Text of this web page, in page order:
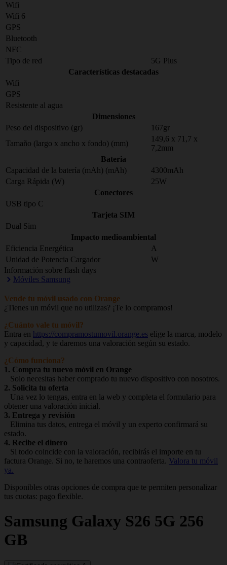
Wifi
Wifi 6
GPS
Bluetooth
NFC
Tipo de red
5G Plus
Características destacadas
Wifi
GPS
Resistente al agua
Dimensiones
Peso del dispositivo (gr)
167gr
Tamaño (largo x ancho x fondo) (mm)
149,6 x 71,7 x
7,2mm
Bateria
Capacidad de la batería (mAh) (mAh)
4300mAh
Carga Rápida (W)
25W
Conectores
USB tipo C
Tarjeta SIM
Dual Sim
Impacto medioambiental
Eficiencia Energética
A
Unidad de Potencia Cargador
W
Información sobre flash days
Móviles Samsung
Vende tu móvil usado con Orange
¿Tienes un móvil que no utilizas? ¡Te lo compramos!
¿Cuánto vale tu móvil?
Entra en https://compramostumovil.orange.es elige la marca, modelo
y capacidad, y te daremos una valoración según su estado.
¿Cómo funciona?
1. Compra tu nuevo móvil en Orange
Solo necesitas haber comprado tu nuevo dispositivo con nosotros.
2. Solicita tu oferta
Una vez lo tengas, entra en la web y completa el formulario para
obtener una valoración inicial.
3. Entrega y revisión
Elimina tus datos, entrega el móvil y un experto confirmará su
estado.
4. Recibe el dinero
Si todo coincide con la valoración, recibirás el importe en tu
factura Orange. Si no, te haremos una contraoferta. Valora tu móvil
ya.
Disponibles otras opciones de compra que te permiten personalizar
tus cuotas: pago flexible.
Samsung Galaxy S26 5G 256
GB